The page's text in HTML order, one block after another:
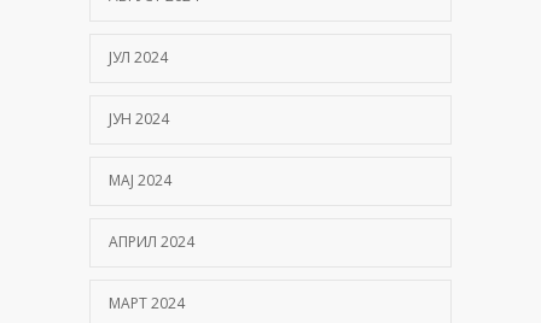
ЈУЛ 2024
ЈУН 2024
МАЈ 2024
АПРИЛ 2024
МАРТ 2024